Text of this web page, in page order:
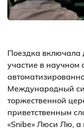
Поездка включала
участие в
Международный
торжественной
приветственным
«Snibe» Люси Лю, а